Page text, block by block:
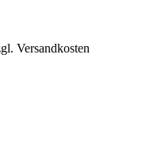
Versandkosten